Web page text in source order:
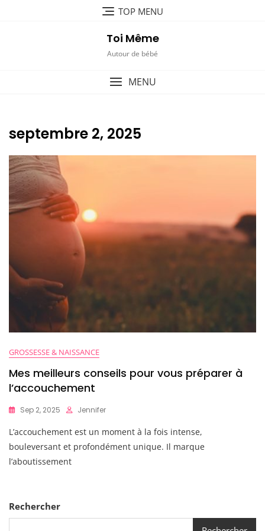
TOP MENU
Toi Même
Autour de bébé
MENU
septembre 2, 2025
GROSSESSE & NAISSANCE
Mes meilleurs conseils pour vous préparer à
l’accouchement
Sep 2, 2025 Jennifer
L’accouchement est un moment à la fois intense,
bouleversant et profondément unique. Il marque
l’aboutissement
Rechercher